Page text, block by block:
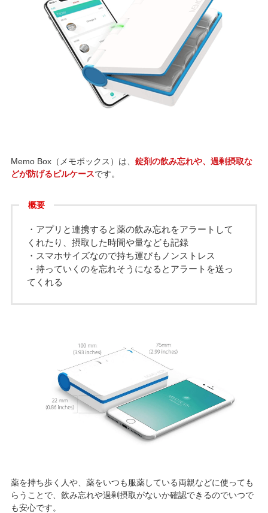
Memo Box（メモボックス）は、 錠剤の飲み忘れや、過剰摂取な
どが防げるピルケースです。
概要
・アプリと連携すると薬の飲み忘れをアラートして
くれたり、摂取した時間や量なども記録
・スマホサイズなので持ち運びもノンストレス
・持っていくのを忘れそうになるとアラートを送っ
てくれる
薬を持ち歩く人や、薬をいつも服薬している両親などに使っても
らうことで、飲み忘れや過剰摂取がないか確認できるのでいつで
も安心です。